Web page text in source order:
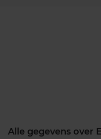
Alle gegevens over